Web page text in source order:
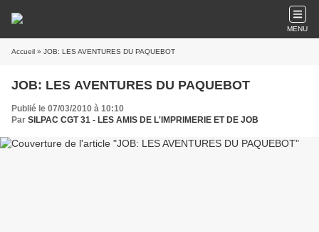
MENU
Accueil » JOB: LES AVENTURES DU PAQUEBOT
JOB: LES AVENTURES DU PAQUEBOT
Publié le 07/03/2010 à 10:10
Par SILPAC CGT 31 - LES AMIS DE L'IMPRIMERIE ET DE JOB